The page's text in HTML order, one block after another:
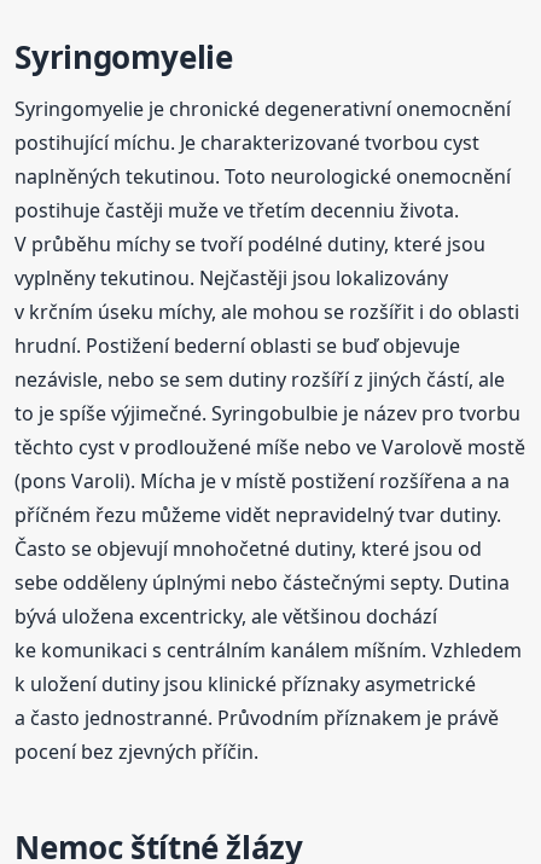
Syringomyelie
Syringomyelie je chronické degenerativní onemocnění
postihující míchu. Je charakterizované tvorbou cyst
naplněných tekutinou. Toto neurologické onemocnění
postihuje častěji muže ve třetím decenniu života.
V průběhu míchy se tvoří podélné dutiny, které jsou
vyplněny tekutinou. Nejčastěji jsou lokalizovány
v krčním úseku míchy, ale mohou se rozšířit i do oblasti
hrudní. Postižení bederní oblasti se buď objevuje
nezávisle, nebo se sem dutiny rozšíří z jiných částí, ale
to je spíše výjimečné. Syringobulbie je název pro tvorbu
těchto cyst v prodloužené míše nebo ve Varolově mostě
(pons Varoli). Mícha je v místě postižení rozšířena a na
příčném řezu můžeme vidět nepravidelný tvar dutiny.
Často se objevují mnohočetné dutiny, které jsou od
sebe odděleny úplnými nebo částečnými septy. Dutina
bývá uložena excentricky, ale většinou dochází
ke komunikaci s centrálním kanálem míšním. Vzhledem
k uložení dutiny jsou klinické příznaky asymetrické
a často jednostranné. Průvodním příznakem je právě
pocení bez zjevných příčin.
Nemoc štítné žlázy